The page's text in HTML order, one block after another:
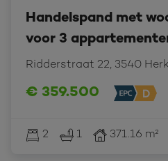
Handelspand met
voor 3
Ridderstraat 22, 3540
€ 359.500
2 1 371.16 m²